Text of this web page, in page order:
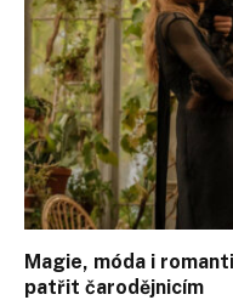
Magie, móda i
patřit čarodějnicím